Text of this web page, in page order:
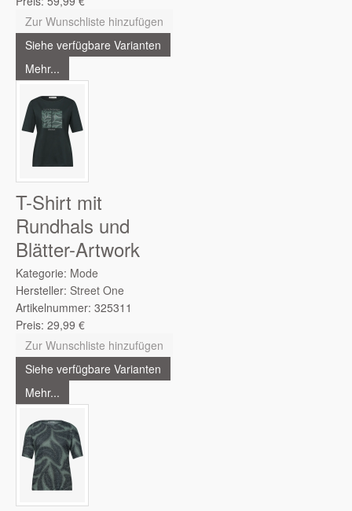
Zur Wunschliste hinzufügen
Siehe verfügbare Varianten
Mehr...
T-Shirt mit
Rundhals und
Blätter-Artwork
Kategorie: Mode
Hersteller: Street One
Artikelnummer: 325311
Preis: 29,99 €
Zur Wunschliste hinzufügen
Siehe verfügbare Varianten
Mehr...